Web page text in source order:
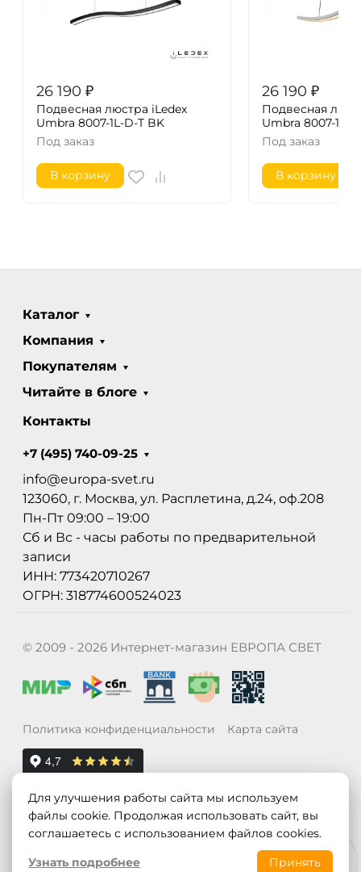
26 190 ₽
Подвесная люстра iLedex
Umbra 8007-1L-D-T BK
Под заказ
В корзину
26 190 ₽
Подвесная
Umbra 8007-1L-
Под заказ
В корзину
Каталог
Компания
Покупателям
Читайте в блоге
Контакты
+7 (495) 740-09-25
info@europa-svet.ru
123060, г. Москва, ул. Расплетина, д.24, оф.208
Пн-Пт 09:00 – 19:00
Сб и Вс - часы работы по предварительной
записи
ИНН: 773420710267
ОГРН: 318774600524023
© 2009 - 2026 Интернет-магазин ЕВРОПА СВЕТ
Политика конфиденциальности Карта сайта
Для улучшения работы сайта мы используем
файлы cookie. Продолжая использовать сайт, вы
соглашаетесь с использованием файлов cookies.
Узнать подробнее
Принять